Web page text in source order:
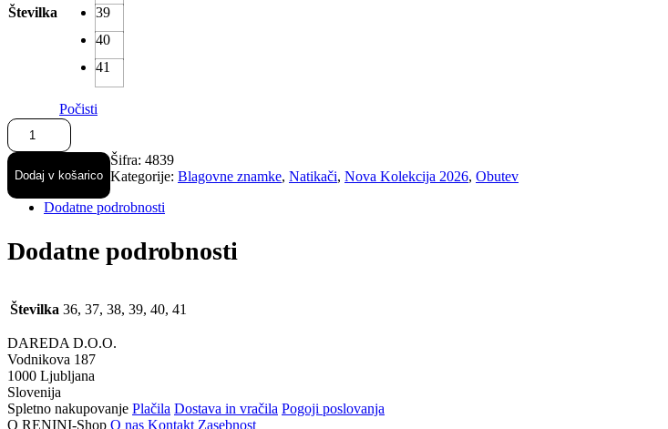
Številka
39
40
41
Počisti
Findlay
modni
natikači
količina
Dodaj v košarico
Šifra: 4839
Kategorije: Blagovne znamke, Natikači, Nova Kolekcija 2026, Obutev
Dodatne podrobnosti
Dodatne podrobnosti
Številka 36, 37, 38, 39, 40, 41
DAREDA D.O.O.
Vodnikova 187
1000 Ljubljana
Slovenija
Spletno nakupovanje Plačila Dostava in vračila Pogoji poslovanja
O RENINI-Shop O nas Kontakt Zasebnost